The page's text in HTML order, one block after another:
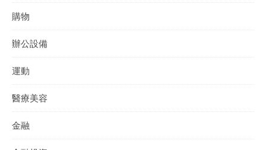
購物
辦公設備
運動
醫療美容
金融